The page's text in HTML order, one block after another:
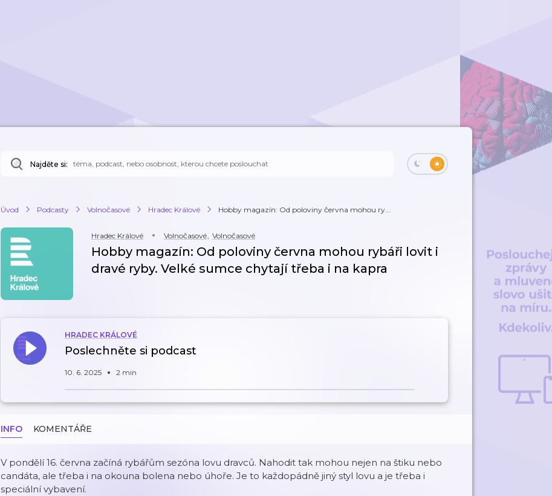
Najděte si:
Úvod Podcasty Volnočasové Hradec Králové Hobby magazín: Od poloviny června mohou ry...
Hradec Králové Volnočasové, Volnočasové
Hobby magazín: Od poloviny června mohou rybáři lovit i
dravé ryby. Velké sumce chytají třeba i na kapra
HRADEC KRÁLOVÉ
Poslechněte si podcast
10. 6. 2025 2 min
INFO KOMENTÁŘE
V pondělí 16. června začíná rybářům sezóna lovu dravců. Nahodit tak mohou nejen na štiku nebo
candáta, ale třeba i na okouna bolena nebo úhoře. Je to každopádně jiný styl lovu a je třeba i
speciální vybavení.